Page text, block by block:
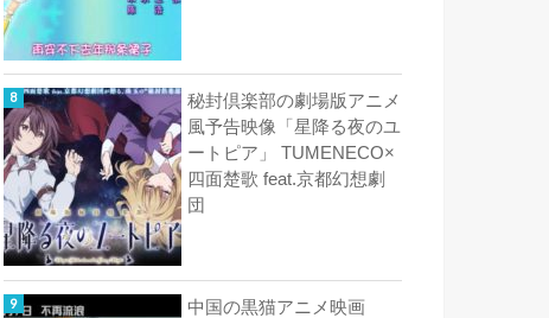
秘封倶楽部の劇場版アニメ
風予告映像「星降る夜のユ
ートピア」 TUMENECO×
四面楚歌 feat.京都幻想劇
団
中国の黒猫アニメ映画